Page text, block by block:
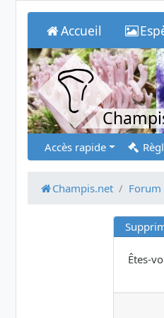
Accueil
Accès rapide
Champis.net Forum
Êtes-